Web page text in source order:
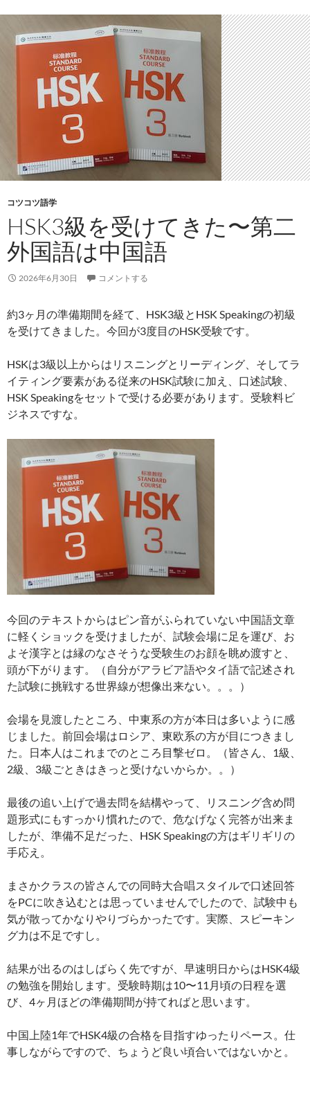
コツコツ語学
HSK3級を受けてきた〜第二
外国語は中国語
2026年6月30日 コメントする
約3ヶ月の準備期間を経て、HSK3級とHSK Speakingの初級
を受けてきました。今回が3度目のHSK受験です。
HSKは3級以上からはリスニングとリーディング、そしてラ
イティング要素がある従来のHSK試験に加え、口述試験、
HSK Speakingをセットで受ける必要があります。受験料ビ
ジネスですな。
今回のテキストからはピン音がふられていない中国語文章
に軽くショックを受けましたが、試験会場に足を運び、お
よそ漢字とは縁のなさそうな受験生のお顔を眺め渡すと、
頭が下がります。（自分がアラビア語やタイ語で記述され
た試験に挑戦する世界線が想像出来ない。。。）
会場を見渡したところ、中東系の方が本日は多いように感
じました。前回会場はロシア、東欧系の方が目につきまし
た。日本人はこれまでのところ目撃ゼロ。（皆さん、1級、
2級、3級ごときはきっと受けないからか。。）
最後の追い上げで過去問を結構やって、リスニング含め問
題形式にもすっかり慣れたので、危なげなく完答が出来ま
したが、準備不足だった、HSK Speakingの方はギリギリの
手応え。
まさかクラスの皆さんでの同時大合唱スタイルで口述回答
をPCに吹き込むとは思っていませんでしたので、試験中も
気が散ってかなりやりづらかったです。実際、スピーキン
グ力は不足ですし。
結果が出るのはしばらく先ですが、早速明日からはHSK4級
の勉強を開始します。受験時期は10〜11月頃の日程を選
び、4ヶ月ほどの準備期間が持てればと思います。
中国上陸1年でHSK4級の合格を目指すゆったりペース。仕
事しながらですので、ちょうど良い頃合いではないかと。